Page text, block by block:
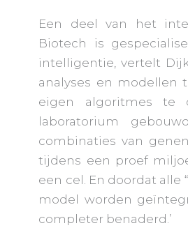
Een deel van het
Biotech is
intelligentie, vertelt
analyses en modellen
eigen algoritmes te
laboratorium
combinaties van
tijdens een proef
een cel. En doordat
model worden
completer benaderd.’